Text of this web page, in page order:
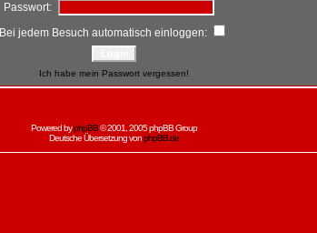
Passwort:
Bei jedem Besuch automatisch einloggen:
Ich habe mein Passwort vergessen!
Powered byphpBB© 2001, 2005 phpBB Group
Deutsche Übersetzung vonphpBB.de